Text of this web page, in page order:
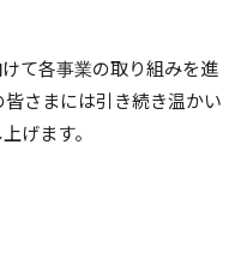
て各事業の取り組みを進
さまには引き続き温かい
げます。